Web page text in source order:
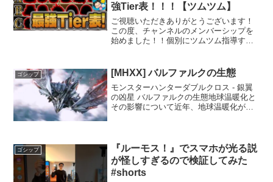
強Tier表！！！【ツムツム】
ご視聴いただきありがとうございます！
この度、チャンネルのメンバーシップを
始めました！！個別にツムツム指導する
ちらから！最新情報はこっちの方が多い
です！KOSE...
ゴシップ [MHXX] バルファルクの生態
モンスターハンターダブルクロス - 銀翼
の凶星 バルファルクの生態地球温暖化と
その影響について近年、地球温暖化が叫
現状、そしてその影...
ゴシップ
『ルーモス！』でスマホが光る説
が怪しすぎるので検証してみた
#shorts